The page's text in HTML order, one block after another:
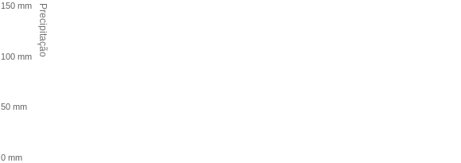
Precipitação
0 mm
50 mm
100 mm
150 mm